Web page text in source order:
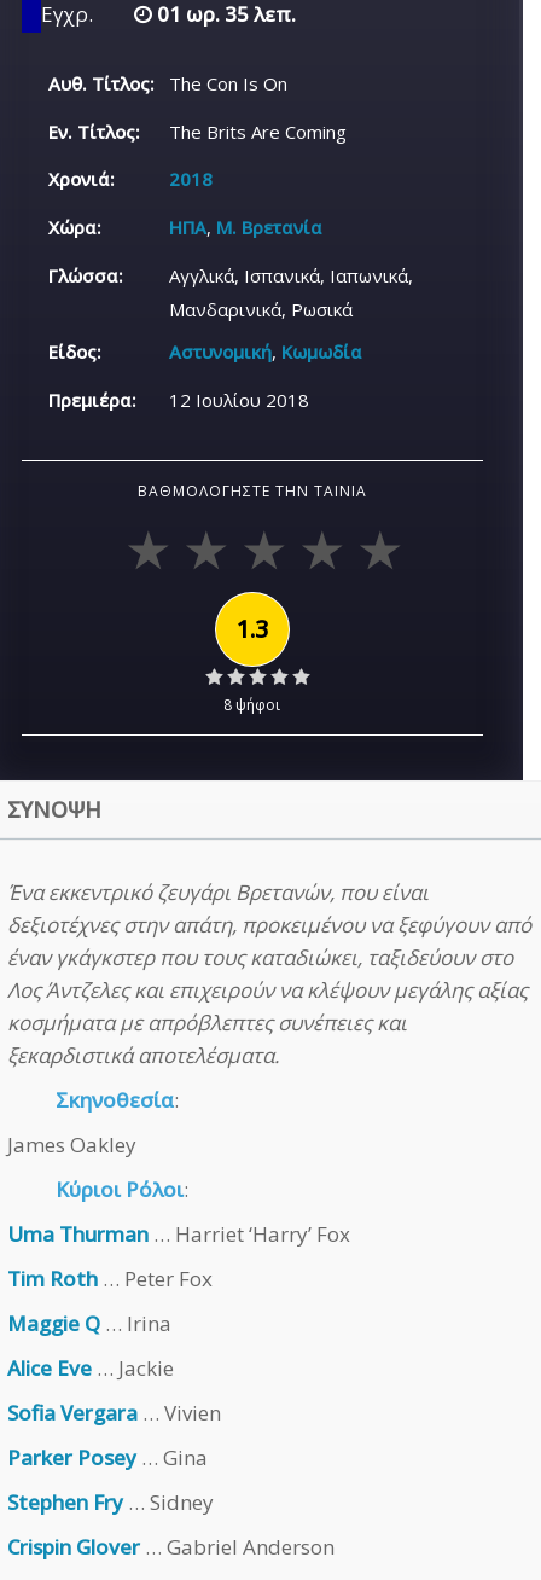
Εγχρ. 01 ωρ. 35 λεπ.
Αυθ. Τίτλος:
The Con Is On
Εν. Τίτλος:
The Brits Are Coming
Χρονιά:
2018
Χώρα:
ΗΠΑ, Μ. Βρετανία
Γλώσσα:
Αγγλικά, Ισπανικά, Ιαπωνικά,
Μανδαρινικά, Ρωσικά
Είδος:
Αστυνομική, Κωμωδία
Πρεμιέρα:
12 Ιουλίου 2018
ΒΑΘΜΟΛΟΓΉΣΤΕ ΤΗΝ ΤΑΙΝΊΑ
1.3
8 ψήφοι
ΣΥΝΟΨΗ
Ένα εκκεντρικό ζευγάρι Βρετανών, που είναι
δεξιοτέχνες στην απάτη, προκειμένου να ξεφύγουν από
έναν γκάγκστερ που τους καταδιώκει, ταξιδεύουν στο
Λος Άντζελες και επιχειρούν να κλέψουν μεγάλης αξίας
κοσμήματα με απρόβλεπτες συνέπειες και
ξεκαρδιστικά αποτελέσματα.
Σκηνοθεσία:
James Oakley
Κύριοι Ρόλοι:
Uma Thurman … Harriet ‘Harry’ Fox
Tim Roth … Peter Fox
Maggie Q … Irina
Alice Eve … Jackie
Sofia Vergara … Vivien
Parker Posey… Gina
Stephen Fry… Sidney
Crispin Glover … Gabriel Anderson